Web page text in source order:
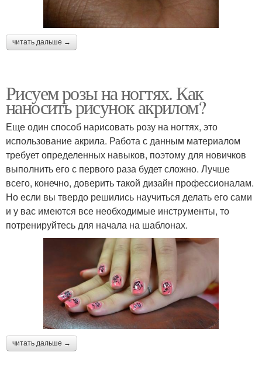
читать дальше →
Рисуем розы на ногтях. Как
наносить рисунок акрилом?
Еще один способ нарисовать розу на ногтях, это
использование акрила. Работа с данным материалом
требует определенных навыков, поэтому для новичков
выполнить его с первого раза будет сложно. Лучше
всего, конечно, доверить такой дизайн профессионалам.
Но если вы твердо решились научиться делать его сами
и у вас имеются все необходимые инструменты, то
потренируйтесь для начала на шаблонах.
читать дальше →